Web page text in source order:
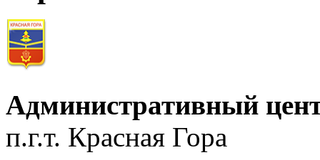
Административный
п.г.т. Красная Гора